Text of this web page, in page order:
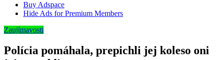
Buy Adspace
Hide Ads for Premium Members
Zaujímavosti
Polícia pomáhala, prepichli jej koleso oni